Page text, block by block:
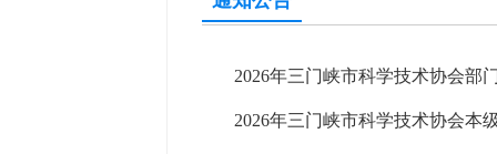
2026年三门峡市科学技术协会部
2026年三门峡市科学技术协会本